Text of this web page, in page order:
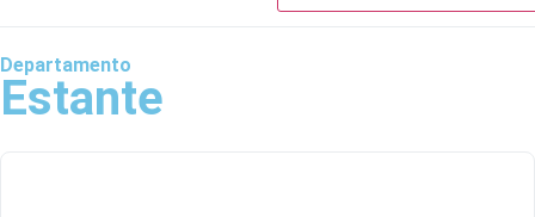
Departamento
Estante